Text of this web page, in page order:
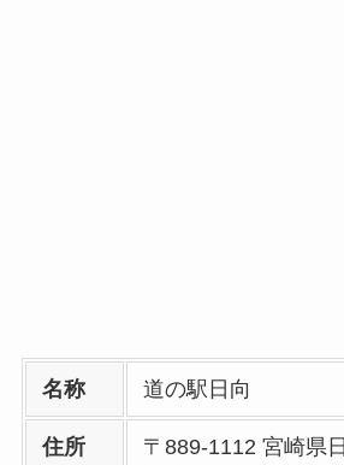
名称 道の駅日向
住所
〒889-1112 宮崎県